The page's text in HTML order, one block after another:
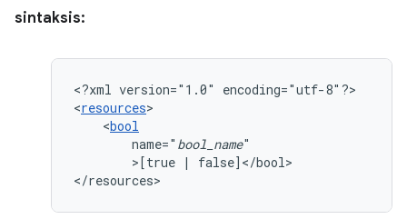
sintaksis:
<?xml version="1.0"
encoding="utf-8"?>
<resources
<bool
name=" bool_name
>[true |
false]</bool>
</resources>